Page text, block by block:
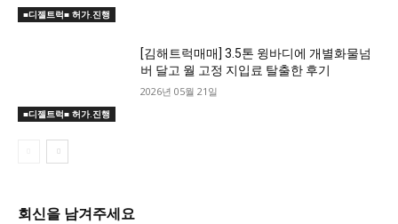
■디젤트럭■ 허가.진행
■디젤트럭■ 허가.진행
[김해트럭매매] 3.5톤 윙바디에 개별화물넘
버 달고 월 고정 지입료 탈출한 후기
2026년 05월 21일
회신을 남겨주세요